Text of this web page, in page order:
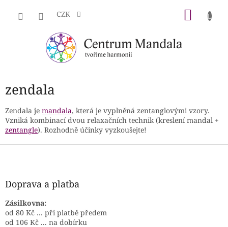
CZK
zendala
Zendala je mandala, která je vyplněná zentanglovými vzory.
Vzniká kombinací dvou relaxačních technik (kreslení mandal +
zentangle). Rozhodně účinky vyzkoušejte!
Z
Doprava a platba
Zásilkovna:
od 80 Kč ... při platbě předem
od 106 Kč ... na dobírku